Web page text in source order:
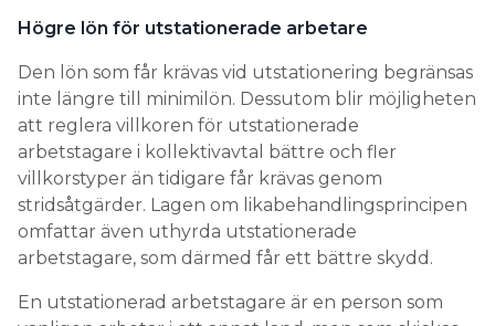
Högre lön för utstationerade arbetare
Den lön som får krävas vid utstationering begränsas
inte längre till minimilön. Dessutom blir möjligheten
att reglera villkoren för utstationerade
arbetstagare i kollektivavtal bättre och fler
villkorstyper än tidigare får krävas genom
stridsåtgärder. Lagen om likabehandlingsprincipen
omfattar även uthyrda utstationerade
arbetstagare, som därmed får ett bättre skydd.
En utstationerad arbetstagare är en person som